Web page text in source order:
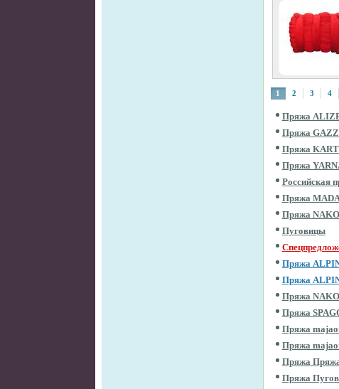
1 2 3 4
Пряжа
Пряжа
Пряжа
Пряжа
Российская
Пряжа
Пряжа NAKO
Пуговицы
Пряжа
Пряжа
Пряжа NAKO
Пряжа
Пряжа
Пряжа
Пряжа
Пряжа